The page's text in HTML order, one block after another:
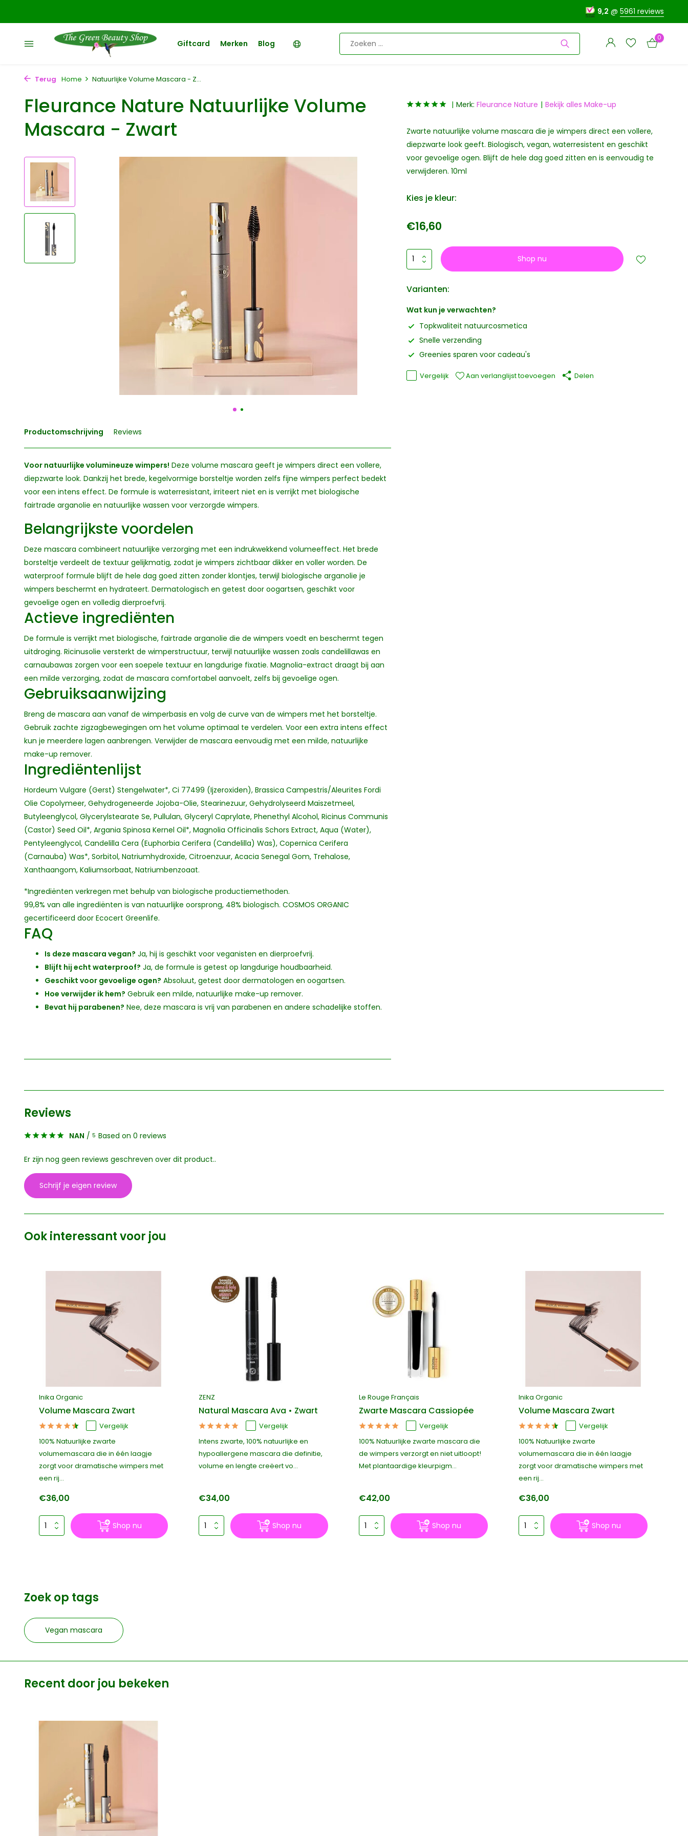
9,2 @ 5961 reviews
Giftcard Merken Blog
Account
aanmaken
Account
aanmaken
0
Terug Home Natuurlijke Volume Mascara - Z...
Fleurance Nature Natuurlijke Volume
Mascara - Zwart
Productomschrijving Reviews
Voor natuurlijke volumineuze wimpers! Deze volume mascara geeft je wimpers direct een vollere,
diepzwarte look. Dankzij het brede, kegelvormige borsteltje worden zelfs fijne wimpers perfect bedekt
voor een intens effect. De formule is waterresistant, irriteert niet en is verrijkt met biologische
fairtrade arganolie en natuurlijke wassen voor verzorgde wimpers.
Belangrijkste voordelen
Deze mascara combineert natuurlijke verzorging met een indrukwekkend volumeeffect. Het brede
borsteltje verdeelt de textuur gelijkmatig, zodat je wimpers zichtbaar dikker en voller worden. De
waterproof formule blijft de hele dag goed zitten zonder klontjes, terwijl biologische arganolie je
wimpers beschermt en hydrateert. Dermatologisch en getest door oogartsen, geschikt voor
gevoelige ogen en volledig dierproefvrij.
Actieve ingrediënten
De formule is verrijkt met biologische, fairtrade arganolie die de wimpers voedt en beschermt tegen
uitdroging. Ricinusolie versterkt de wimperstructuur, terwijl natuurlijke wassen zoals candelillawas en
carnaubawas zorgen voor een soepele textuur en langdurige fixatie. Magnolia-extract draagt bij aan
een milde verzorging, zodat de mascara comfortabel aanvoelt, zelfs bij gevoelige ogen.
Gebruiksaanwijzing
Breng de mascara aan vanaf de wimperbasis en volg de curve van de wimpers met het borsteltje.
Gebruik zachte zigzagbewegingen om het volume optimaal te verdelen. Voor een extra intens effect
kun je meerdere lagen aanbrengen. Verwijder de mascara eenvoudig met een milde, natuurlijke
make-up remover.
Ingrediëntenlijst
Hordeum Vulgare (Gerst) Stengelwater*, Ci 77499 (Ijzeroxiden), Brassica Campestris/Aleurites Fordi
Olie Copolymeer, Gehydrogeneerde Jojoba-Olie, Stearinezuur, Gehydrolyseerd Maïszetmeel,
Butyleenglycol, Glycerylstearate Se, Pullulan, Glyceryl Caprylate, Phenethyl Alcohol, Ricinus Communis
(Castor) Seed Oil*, Argania Spinosa Kernel Oil*, Magnolia Officinalis Schors Extract, Aqua (Water),
Pentyleenglycol, Candelilla Cera (Euphorbia Cerifera (Candelilla) Was), Copernica Cerifera
(Carnauba) Was*, Sorbitol, Natriumhydroxide, Citroenzuur, Acacia Senegal Gom, Trehalose,
Xanthaangom, Kaliumsorbaat, Natriumbenzoaat.
*Ingrediënten verkregen met behulp van biologische productiemethoden.
99,8% van alle ingrediënten is van natuurlijke oorsprong, 48% biologisch. COSMOS ORGANIC
gecertificeerd door Ecocert Greenlife.
FAQ
Is deze mascara vegan? Ja, hij is geschikt voor veganisten en dierproefvrij.
Blijft hij echt waterproof? Ja, de formule is getest op langdurige houdbaarheid.
Geschikt voor gevoelige ogen? Absoluut, getest door dermatologen en oogartsen.
Hoe verwijder ik hem? Gebruik een milde, natuurlijke make-up remover.
Bevat hij parabenen? Nee, deze mascara is vrij van parabenen en andere schadelijke stoffen.
Merk: Fleurance Nature Bekijk alles Make-up
Zwarte natuurlijke volume mascara die je wimpers direct een vollere,
diepzwarte look geeft. Biologisch, vegan, waterresistent en geschikt
voor gevoelige ogen. Blijft de hele dag goed zitten en is eenvoudig te
verwijderen. 10ml
Kies je kleur:
€16,60
Shop nu
Varianten:
Wat kun je verwachten?
Topkwaliteit natuurcosmetica
Snelle verzending
Greenies sparen voor cadeau's
Vergelijk Aan verlanglijst toevoegen Delen
Reviews
NAN / 5 Based on 0 reviews
Er zijn nog geen reviews geschreven over dit product..
Schrijf je eigen review
Ook interessant voor jou
Inika Organic
Volume Mascara Zwart
Vergelijk
100% Natuurlijke zwarte
volumemascara die in één laagje
zorgt voor dramatische wimpers met
een rij...
€36,00
Shop nu
ZENZ
Natural Mascara Ava • Zwart
Vergelijk
Intens zwarte, 100% natuurlijke en
hypoallergene mascara die definitie,
volume en lengte creëert vo...
€34,00
Shop nu
Le Rouge Français
Zwarte Mascara Cassiopée
Vergelijk
100% Natuurlijke zwarte mascara die
de wimpers verzorgt en niet uitloopt!
Met plantaardige kleurpigm...
€42,00
Shop nu
Inika Organic
Volume Mascara Zwart
Vergelijk
100% Natuurlijke zwarte
volumemascara die in één laagje
zorgt voor dramatische wimpers met
een rij...
€36,00
Shop nu
Zoek op tags
Vegan mascara
Recent door jou bekeken